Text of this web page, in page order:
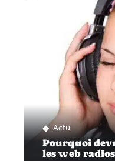
Actu
Pourquoi
les web